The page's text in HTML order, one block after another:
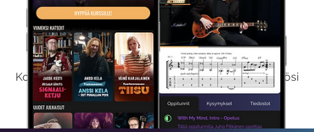
Kokeile Ilmaiseksi
Kokeilemalla ilmaiseksi saat koko sisältömme käyttöösi
viikon ajaksi.